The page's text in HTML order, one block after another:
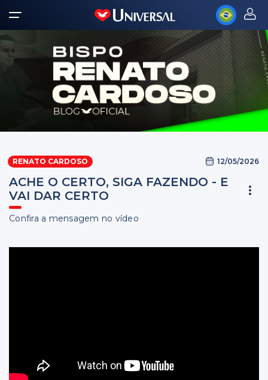
RENATO CARDOSO 12/05/2026
ACHE O CERTO, SIGA FAZENDO - E
VAI DAR CERTO
Confira a mensagem no vídeo